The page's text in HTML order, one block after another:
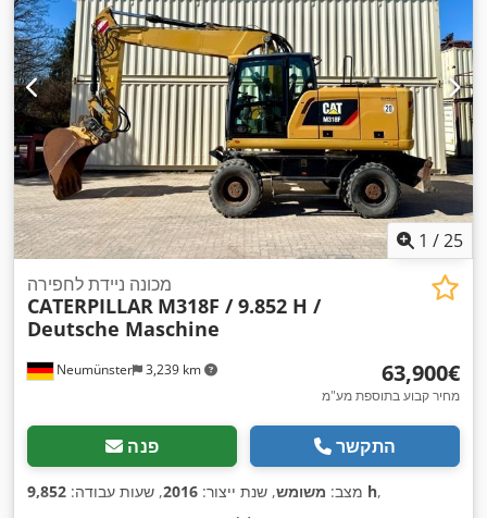
1 /25
Neumünster 3,239 km
מכונה ניידת לחפירה
CATERPILLAR M318F / 9.852 H /
Deutsche Maschine
‏63,900 ‏€
מחיר קבוע בתוספת מע"מ
פנה התקשר
מצב: משומש, שנת ייצור: 2016, שעות עבודה: 9,852 h,